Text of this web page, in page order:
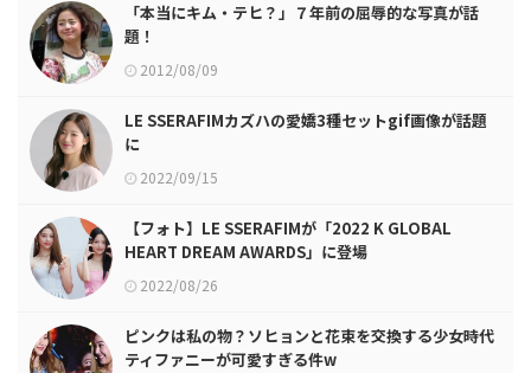
「本当にキム・テヒ？」７年前の屈辱的な写真が話
題！
2012/08/09
LE SSERAFIMカズハの愛嬌3種セットgif画像が話題
に
2022/09/15
【フォト】LE SSERAFIMが「2022 K GLOBAL
HEART DREAM AWARDS」に登場
2022/08/26
ピンクは私の物？ソヒョンと花束を交換する少女時代
ティファニーが可愛すぎる件w